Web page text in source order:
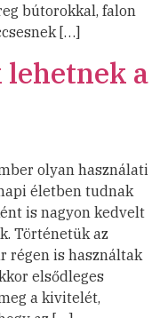
bútorokkal, falon
[…]
a
olyan használati
életben tudnak
is nagyon kedvelt
Történetük az
régen is használtak
elsődleges
a kivitelét,